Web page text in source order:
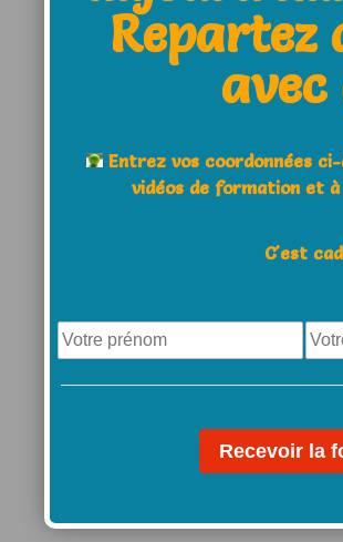
mouvement est réalisée
◊Moment de frappe:instant
balle est frappée par rapport
montante, sommet du
trajet effectué par
ou la raquette pendant le
Repartez
Entrez vos coordonnées
vidéos de formation et
C'est